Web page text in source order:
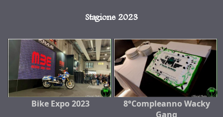
Stagione 2023
Bike Expo 2023
8°Compleanno Wacky
Gang